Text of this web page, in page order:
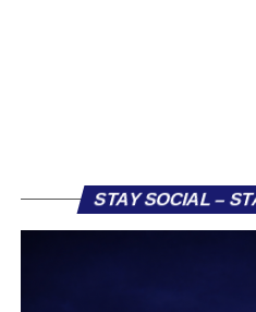
«Ο Α.Ο. Σαρωνικός
STAY SOCIAL –